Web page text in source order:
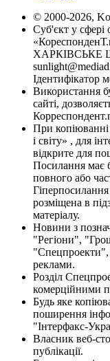
© 2000-2026,
Суб'єкт у сфері
ХАРКІВСЬКЕ
Ідентифікатор
Використання
сайті,
При копіюванні
і світу» , для
відкрите для
Посилання має
повного або
розміщена в
матеріалу.
Новини з
"Регіони",
реклами.
Розділ
комерційними
Будь яке
поширення
"Інтерфакс-
Власник веб-
публікації.